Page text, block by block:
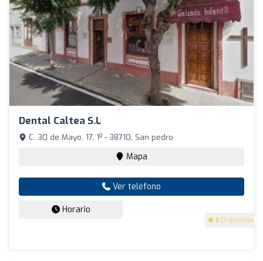
Dental Caltea S.L
5 (7 opiniones)
C. 30 de Mayo, 17, 1º - 38710, San pedro
Mapa
Ver teléfono
Horario